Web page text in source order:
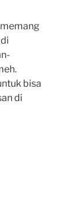
bisa
di